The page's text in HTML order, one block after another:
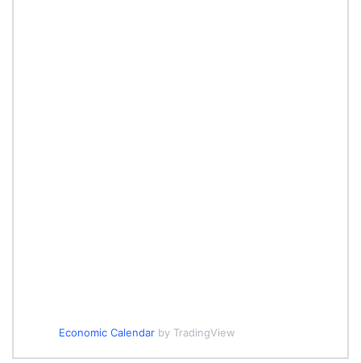
Economic Calendarby TradingView